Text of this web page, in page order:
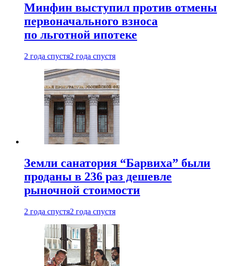
Минфин выступил против отмены
первоначального взноса
по льготной ипотеке
2 года спустя2 года спустя
Земли санатория “Барвиха” были
проданы в 236 раз дешевле
рыночной стоимости
2 года спустя2 года спустя